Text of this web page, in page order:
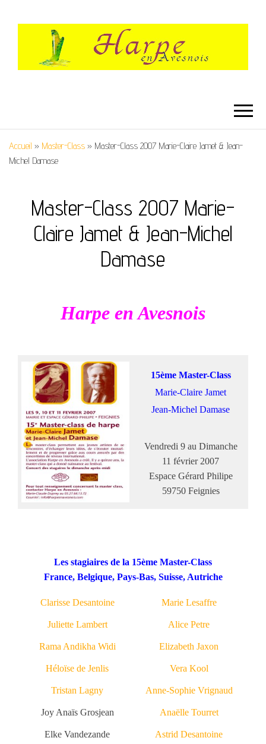
AVESNOIS
Accueil » Master-Class » Master-Class 2007 Marie-Claire Jamet & Jean-
Michel Damase
Master-Class 2007 Marie-
Claire Jamet & Jean-Michel
Damase
Harpe en Avesnois
15ème Master-Class
Marie-Claire Jamet
Jean-Michel Damase
Vendredi 9 au Dimanche
11 février 2007
Espace Gérard Philipe
59750 Feignies
Les stagiaires de la 15ème Master-Class
France, Belgique, Pays-Bas, Suisse, Autriche
Clarisse Desantoine Marie Lesaffre
Juliette Lambert Alice Petre
Rama Andikha Widi Elizabeth Jaxon
Héloïse de Jenlis Vera Kool
Tristan Lagny Anne-Sophie Vrignaud
Joy Anaïs Grosjean Anaëlle Tourret
Elke Vandezande Astrid Desantoine